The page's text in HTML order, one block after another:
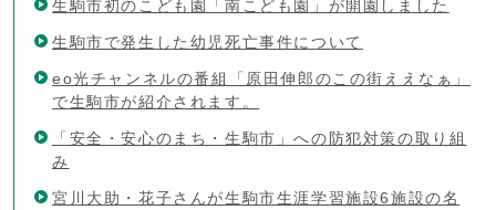
生駒市初のこども園「南こども園」が開園しました
生駒市で発生した幼児死亡事件について
eo光チャンネルの番組「原田伸郎のこの街ええなぁ」
で生駒市が紹介されます。
「安全・安心のまち・生駒市」への防犯対策の取り組
み
宮川大助・花子さんが生駒市生涯学習施設6施設の名